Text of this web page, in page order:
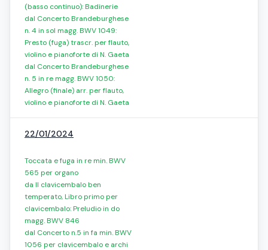
(basso continuo): Badinerie
dal Concerto Brandeburghese
n. 4 in sol magg. BWV 1049:
Presto (fuga) trascr. per flauto,
violino e pianoforte di N. Gaeta
dal Concerto Brandeburghese
n. 5 in re magg. BWV 1050:
Allegro (finale) arr. per flauto,
violino e pianoforte di N. Gaeta
22/01/2024
Toccata e fuga in re min. BWV
565 per organo
da Il clavicembalo ben
temperato, Libro primo per
clavicembalo: Preludio in do
magg. BWV 846
dal Concerto n.5 in fa min. BWV
1056 per clavicembalo e archi